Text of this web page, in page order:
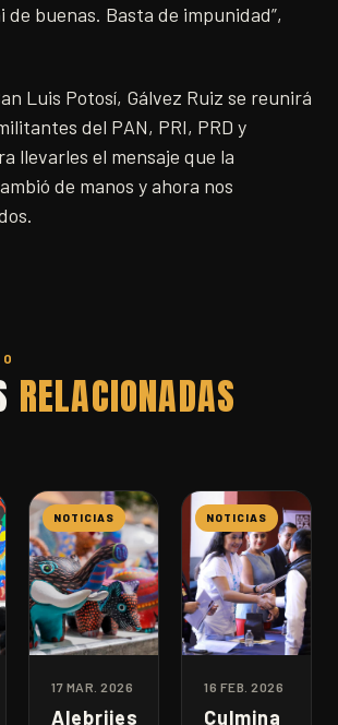
de buenas. Basta de impunidad”,
Luis Potosí, Gálvez Ruiz se reunirá
del PAN, PRI, PRD y
llevarles el mensaje que la
de manos y ahora nos
RELACIONADAS
NOTICIAS
17 MAR. 2026
Alebrijes
NOTICIAS
16 FEB. 2026
Culmina